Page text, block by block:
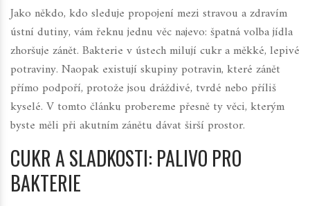
Jako někdo, kdo sleduje propojení mezi stravou a zdravím
ústní dutiny, vám řeknu jednu věc najevo: špatná volba jídla
zhoršuje zánět. Bakterie v ústech milují cukr a měkké, lepivé
potraviny. Naopak existují skupiny potravin, které zánět
přímo podpoří, protože jsou dráždivé, tvrdé nebo příliš
kyselé. V tomto článku probereme přesně ty věci, kterým
byste měli při akutním zánětu dávat širší prostor.
CUKR A SLADKOSTI: PALIVO PRO
BAKTERIE